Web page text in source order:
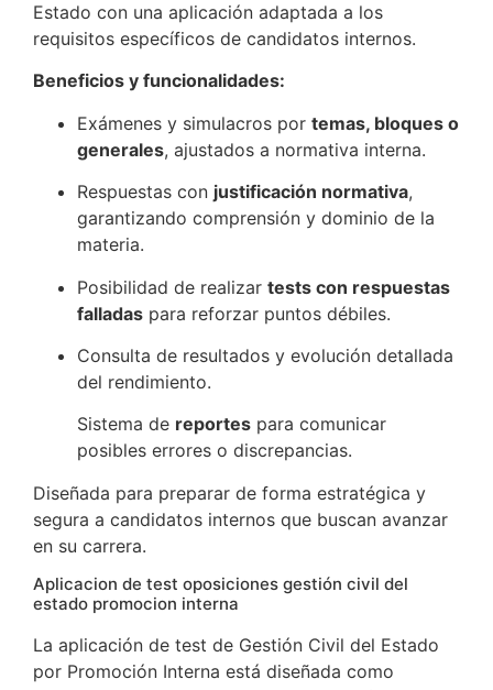
Estado con una aplicación adaptada a los
requisitos específicos de candidatos internos.
Beneficios y funcionalidades:
Exámenes y simulacros por temas, bloques o
generales, ajustados a normativa interna.
Respuestas con justificación normativa,
garantizando comprensión y dominio de la
materia.
Posibilidad de realizar tests con respuestas
falladas para reforzar puntos débiles.
Consulta de resultados y evolución detallada
del rendimiento.
Sistema de reportes para comunicar
posibles errores o discrepancias.
Diseñada para preparar de forma estratégica y
segura a candidatos internos que buscan avanzar
en su carrera.
Aplicacion de test oposiciones gestión civil del
estado promocion interna
La aplicación de test de Gestión Civil del Estado
por Promoción Interna está diseñada como